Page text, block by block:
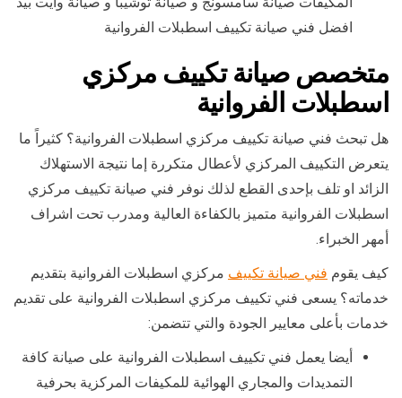
افضل فني صيانة تكييف اسطبلات الفروانية
متخصص صيانة تكييف مركزي
اسطبلات الفروانية
هل تبحث فني صيانة تكييف مركزي اسطبلات الفروانية؟ كثيراً ما
يتعرض التكييف المركزي لأعطال متكررة إما نتيجة الاستهلاك
الزائد او تلف بإحدى القطع لذلك نوفر فني صيانة تكييف مركزي
اسطبلات الفروانية متميز بالكفاءة العالية ومدرب تحت اشراف
أمهر الخبراء.
كيف يقوم فني صيانة تكييف مركزي اسطبلات الفروانية بتقديم
خدماته؟ يسعى فني تكييف مركزي اسطبلات الفروانية على تقديم
خدمات بأعلى معايير الجودة والتي تتضمن:
أيضا يعمل فني تكييف اسطبلات الفروانية على صيانة كافة
التمديدات والمجاري الهوائية للمكيفات المركزية بحرفية